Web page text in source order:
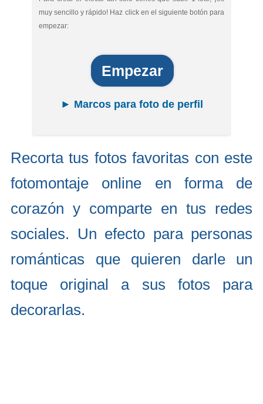
muy sencillo y rápido! Haz click en el siguiente botón para
empezar:
Empezar
► Marcos para foto de perfil
Recorta tus fotos favoritas con este
fotomontaje online en forma de
corazón y comparte en tus redes
sociales. Un efecto para personas
románticas que quieren darle un
toque original a sus fotos para
decorarlas.